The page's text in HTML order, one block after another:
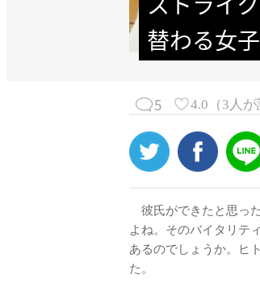
替わる女
5 4.0 （ 3 人が
彼氏ができたと思っ
よね。そのバイタリテ
あるのでしょうか。ヒ
た。